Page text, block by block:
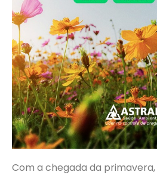
Com a chegada da